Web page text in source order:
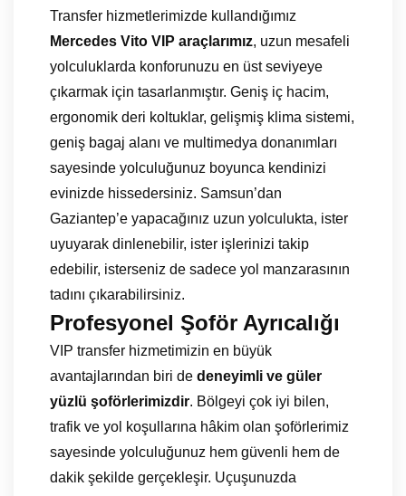
Transfer hizmetlerimizde kullandığımız
Mercedes Vito VIP araçlarımız, uzun mesafeli
yolculuklarda konforunuzu en üst seviyeye
çıkarmak için tasarlanmıştır. Geniş iç hacim,
ergonomik deri koltuklar, gelişmiş klima sistemi,
geniş bagaj alanı ve multimedya donanımları
sayesinde yolculuğunuz boyunca kendinizi
evinizde hissedersiniz. Samsun’dan
Gaziantep’e yapacağınız uzun yolculukta, ister
uyuyarak dinlenebilir, ister işlerinizi takip
edebilir, isterseniz de sadece yol manzarasının
tadını çıkarabilirsiniz.
Profesyonel Şoför Ayrıcalığı
VIP transfer hizmetimizin en büyük
avantajlarından biri de deneyimli ve güler
yüzlü şoförlerimizdir. Bölgeyi çok iyi bilen,
trafik ve yol koşullarına hâkim olan şoförlerimiz
sayesinde yolculuğunuz hem güvenli hem de
dakik şekilde gerçekleşir. Uçuşunuzda